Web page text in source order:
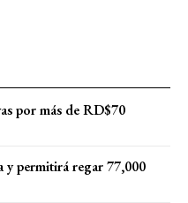
por más de RD$70
y permitirá regar 77,000